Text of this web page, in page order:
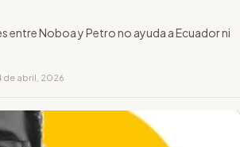
entre Noboa y Petro no ayuda a Ecuador ni
de abril, 2026